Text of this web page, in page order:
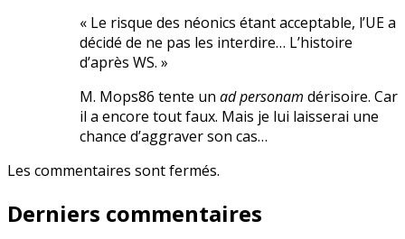
« Le risque des néonics étant acceptable, l’UE a
décidé de ne pas les interdire… L’histoire
d’après WS. »
M. Mops86 tente un ad personam dérisoire. Car
il a encore tout faux. Mais je lui laisserai une
chance d’aggraver son cas…
Les commentaires sont fermés.
Derniers commentaires